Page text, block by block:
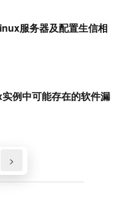
服务器及配置生信相
例中可能存在的软件漏
>